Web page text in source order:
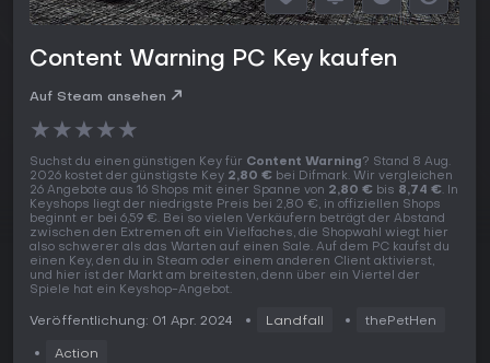
Content Warning PC Key kaufen
Auf Steam ansehen
★★★★★
Suchst du einen günstigen Key für Content Warning? Stand 8 Aug.
2026 kostet der günstigste Key 2,80 € bei Difmark. Wir vergleichen
26 Angebote aus 16 Shops mit einer Spanne von 2,80 € bis 8,74 €. In
Keyshops liegt der niedrigste Preis bei 2,80 €, in offiziellen Shops
beginnt er bei 6,59 €. Bei so vielen Verkäufern beträgt der Abstand
zwischen den Extremen oft ein Vielfaches, die Shopwahl wiegt hier
also schwerer als das Warten auf einen Sale. Auf dem PC kaufst du
einen Key, den du in Steam oder einem anderen Client aktivierst,
und hier ist der Markt am breitesten, denn über ein Viertel der
Spiele hat ein Keyshop-Angebot.
Veröffentlichung: 01 Apr. 2024 Landfall thePetHen
Action